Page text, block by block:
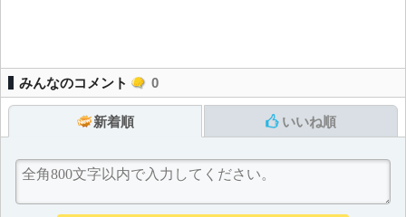
みんなのコメント 0
新着順 いいね順